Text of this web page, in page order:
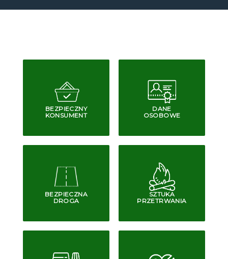
BEZPIECZNY
KONSUMENT
DANE
OSOBOWE
BEZPIECZNA
DROGA
SZTUKA
PRZETRWANIA